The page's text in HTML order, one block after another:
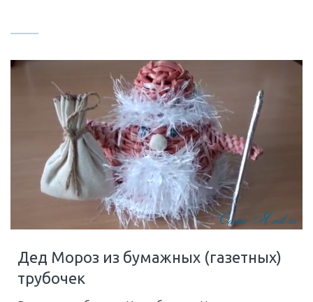
Дед Мороз из бумажных (газетных)
трубочек